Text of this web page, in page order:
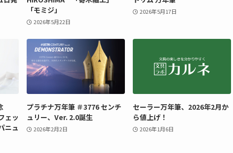
「モミジ」
2026年5月22日
2026年5月17日
ェッ
ニュ
プラチナ万年筆 ＃3776 センチ
ュリー、Ver. 2.0誕生
2026年2月2日
セーラー万年筆、2026年2月か
ら値上げ！
2026年1月6日